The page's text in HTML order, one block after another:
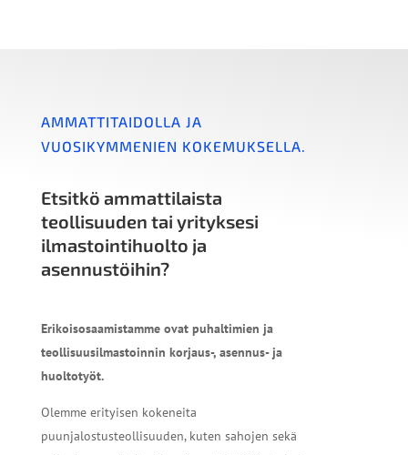
AMMATTITAIDOLLA JA
VUOSIKYMMENIEN KOKEMUKSELLA.
Etsitkö ammattilaista
teollisuuden tai yrityksesi
ilmastointihuolto ja
asennustöihin?
Erikoisosaamistamme ovat puhaltimien ja
teollisuusilmastoinnin korjaus-, asennus- ja
huoltotyöt.
Olemme erityisen kokeneita
puunjalostusteollisuuden, kuten sahojen sekä